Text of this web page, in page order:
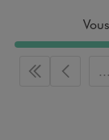
Première
Page ...